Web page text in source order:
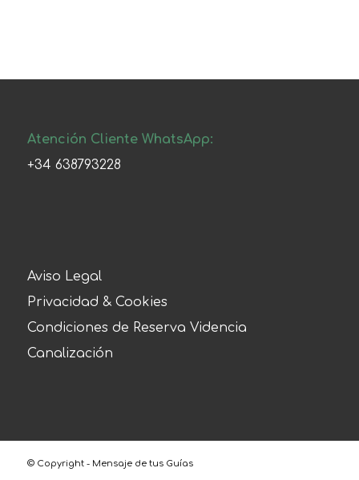
Atención Cliente WhatsApp:
+34 638793228
Aviso Legal
Privacidad & Cookies
Condiciones de Reserva Videncia
Canalización
© Copyright - Mensaje de tus Guías